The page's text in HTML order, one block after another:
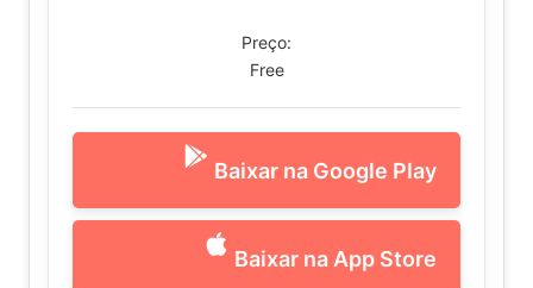
Preço:
Free
Baixar na Google Play
Baixar na App Store